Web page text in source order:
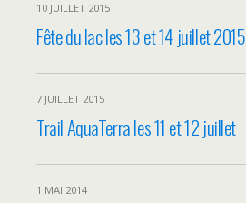
10 JUILLET 2015
Fête du lac les 13 et 14 juillet 2015
7 JUILLET 2015
Trail AquaTerra les 11 et 12 juillet
1 MAI 2014